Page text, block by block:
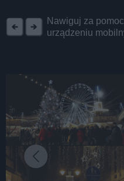
Nawiguj za
urządzeniu